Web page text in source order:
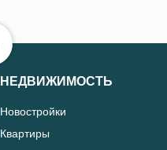
НЕДВИЖИМОСТЬ
Новостройки
Квартиры